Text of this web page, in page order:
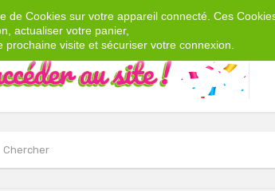
Cookies sur votre appareil connecté. Ces
actualiser votre panier,
visite et sécuriser votre connexion.